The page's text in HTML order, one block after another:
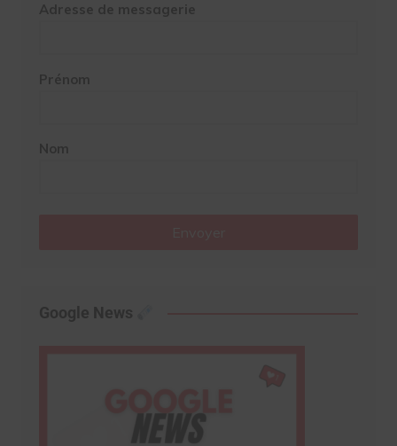
Adresse de messagerie
Prénom
Nom
Google News